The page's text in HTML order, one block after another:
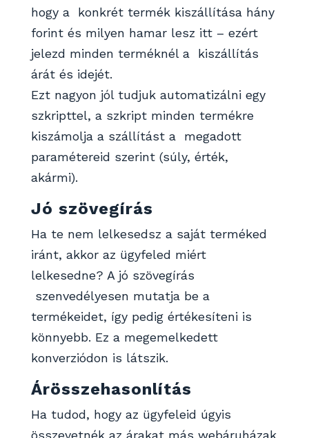
hogy a konkrét termék kiszállítása hány
forint és milyen hamar lesz itt – ezért
jelezd minden terméknél a kiszállítás
árát és idejét.
Ezt nagyon jól tudjuk automatizálni egy
szkripttel, a szkript minden termékre
kiszámolja a szállítást a megadott
paramétereid szerint (súly, érték,
akármi).
Jó szövegírás
Ha te nem lelkesedsz a saját terméked
iránt, akkor az ügyfeled miért
lelkesedne? A jó szövegírás
szenvedélyesen mutatja be a
termékeidet, így pedig értékesíteni is
könnyebb. Ez a megemelkedett
konverziódon is látszik.
Árösszehasonlítás
Ha tudod, hogy az ügyfeleid úgyis